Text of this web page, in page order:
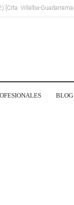
[Crta. Villalba-
BLOG